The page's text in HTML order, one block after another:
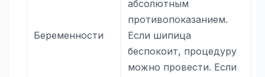
Беременности
абсолютным
противопоказанием.
Если шипица
беспокоит, процедуру
можно провести. Если